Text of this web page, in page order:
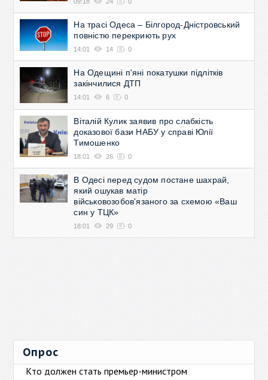
На трасі Одеса – Білгород-Дністровський
повністю перекриють рух
14:01 14 0
На Одещині п'яні покатушки підлітків
закінчилися ДТП
14:01 6 0
Віталій Кулик заявив про слабкість
доказової бази НАБУ у справі Юлії
Тимошенко
18:01 26 0
В Одесі перед судом постане шахрай,
який ошукав матір
військовозобов'язаного за схемою «Ваш
син у ТЦК»
18:01 29 0
Опрос
Кто должен стать премьер-министром